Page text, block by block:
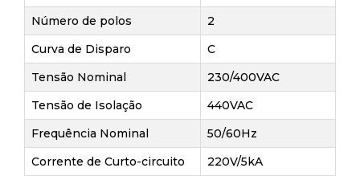
Número de polos
2
Curva de Disparo
C
Tensão Nominal
230/400VAC
Tensão de Isolação
440VAC
Frequência Nominal
50/60Hz
Corrente de Curto-circuito
220V/5kA